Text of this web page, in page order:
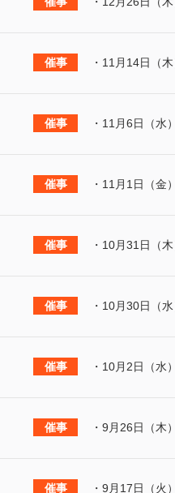
・11月14日（
・11月6日（水
・11月1日（金
・10月31日（
・10月30日（
・10月2日（水
・9月26日（木
・9月17日（火